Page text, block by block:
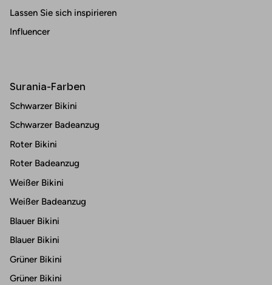
Lassen Sie sich inspirieren
Influencer
Surania-Farben
Schwarzer Bikini
Schwarzer Badeanzug
Roter Bikini
Roter Badeanzug
Weißer Bikini
Weißer Badeanzug
Blauer Bikini
Blauer Bikini
Grüner Bikini
Grüner Bikini